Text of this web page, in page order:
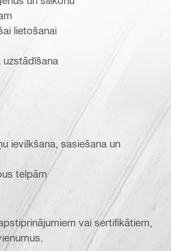
lietošanai
uzstādīšana
ievilkšana, sasiešana un
telpām
vai sertifikātiem,